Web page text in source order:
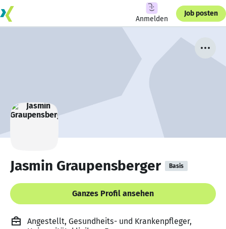
Anmelden
Job posten
Jasmin Graupensberger Basis
Ganzes Profil ansehen
Angestellt, Gesundheits- und Krankenpfleger,